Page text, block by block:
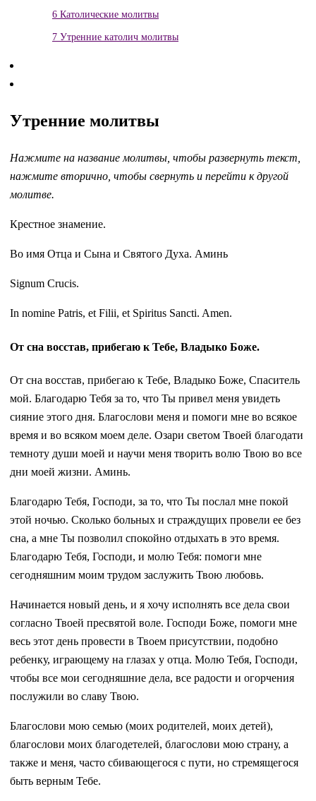
6 Католические молитвы
7 Утренние католич молитвы
Утренние молитвы
Нажмите на название молитвы, чтобы развернуть текст,
нажмите вторично, чтобы свернуть и перейти к другой
молитве.
Крестное знамение.
Во имя Отца и Сына и Святого Духа. Аминь
Signum Crucis.
In nomine Patris, et Filii, et Spiritus Sancti. Amen.
От сна восстав, прибегаю к Тебе, Владыко Боже.
От сна восстав, прибегаю к Тебе, Владыко Боже, Спаситель
мой. Благодарю Тебя за то, что Ты привел меня увидеть
сияние этого дня. Благослови меня и помоги мне во всякое
время и во всяком моем деле. Озари светом Твоей благодати
темноту души моей и научи меня творить волю Твою во все
дни моей жизни. Аминь.
Благодарю Тебя, Господи, за то, что Ты послал мне покой
этой ночью. Сколько больных и страждущих провели ее без
сна, а мне Ты позволил спокойно отдыхать в это время.
Благодарю Тебя, Господи, и молю Тебя: помоги мне
сегодняшним моим трудом заслужить Твою любовь.
Начинается новый день, и я хочу исполнять все дела свои
согласно Твоей пресвятой воле. Господи Боже, помоги мне
весь этот день провести в Твоем присутствии, подобно
ребенку, играющему на глазах у отца. Молю Тебя, Господи,
чтобы все мои сегодняшние дела, все радости и огорчения
послужили во славу Твою.
Благослови мою семью (моих родителей, моих детей),
благослови моих благодетелей, благослови мою страну, а
также и меня, часто сбивающегося с пути, но стремящегося
быть верным Тебе.